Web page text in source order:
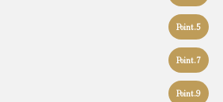
Point.5
Point.7
Point.9